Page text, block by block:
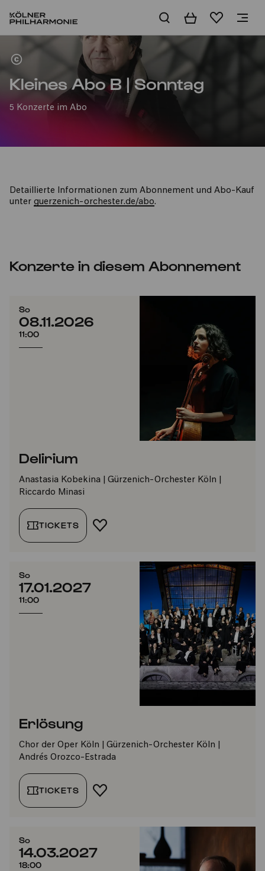
WarenkorbMerkliste
Kleines Abo B | Sonntag
5 Konzerte im Abo
Detaillierte Informationen zum Abonnement und Abo-Kauf
unter guerzenich-orchester.de/abo.
Konzerte in diesem Abonnement
So
08.11.2026
11:00
Delirium
Anastasia Kobekina | Gürzenich-Orchester Köln |
Riccardo Minasi
TICKETS FAVORIT HINZUFÜGEN
So
17.01.2027
11:00
Erlösung
Chor der Oper Köln | Gürzenich-Orchester Köln |
Andrés Orozco-Estrada
TICKETS FAVORIT HINZUFÜGEN
So
14.03.2027
18:00